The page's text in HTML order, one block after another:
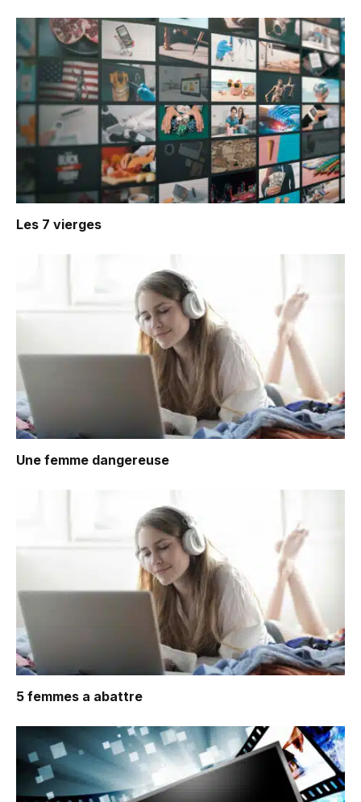
Les 7 vierges
Une femme dangereuse
5 femmes a abattre